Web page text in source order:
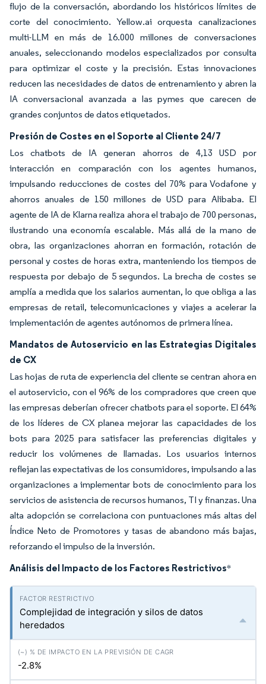
flujo de la conversación, abordando los históricos límites de
corte del conocimiento. Yellow.ai orquesta canalizaciones
multi-LLM en más de 16.000 millones de conversaciones
anuales, seleccionando modelos especializados por consulta
para optimizar el coste y la precisión. Estas innovaciones
reducen las necesidades de datos de entrenamiento y abren la
IA conversacional avanzada a las pymes que carecen de
grandes conjuntos de datos etiquetados.
Presión de Costes en el Soporte al Cliente 24/7
Los chatbots de IA generan ahorros de 4,13 USD por
interacción en comparación con los agentes humanos,
impulsando reducciones de costes del 70% para Vodafone y
ahorros anuales de 150 millones de USD para Alibaba. El
agente de IA de Klarna realiza ahora el trabajo de 700 personas,
ilustrando una economía escalable. Más allá de la mano de
obra, las organizaciones ahorran en formación, rotación de
personal y costes de horas extra, manteniendo los tiempos de
respuesta por debajo de 5 segundos. La brecha de costes se
amplía a medida que los salarios aumentan, lo que obliga a las
empresas de retail, telecomunicaciones y viajes a acelerar la
implementación de agentes autónomos de primera línea.
Mandatos de Autoservicio en las Estrategias Digitales
de CX
Las hojas de ruta de experiencia del cliente se centran ahora en
el autoservicio, con el 96% de los compradores que creen que
las empresas deberían ofrecer chatbots para el soporte. El 64%
de los líderes de CX planea mejorar las capacidades de los
bots para 2025 para satisfacer las preferencias digitales y
reducir los volúmenes de llamadas. Los usuarios internos
reflejan las expectativas de los consumidores, impulsando a las
organizaciones a implementar bots de conocimiento para los
servicios de asistencia de recursos humanos, TI y finanzas. Una
alta adopción se correlaciona con puntuaciones más altas del
Índice Neto de Promotores y tasas de abandono más bajas,
reforzando el impulso de la inversión.
Análisis del Impacto de los Factores Restrictivos*
Complejidad de integración y silos de datos
heredados
-2.8%